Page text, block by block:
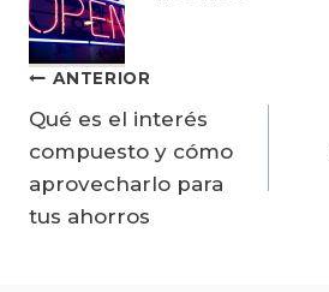
Navegación
de
entradas
ANTERIOR
Qué es el interés
compuesto y cómo
aprovecharlo para
tus ahorros